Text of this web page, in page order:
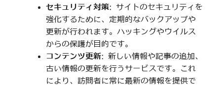
セキュリティ対策: サイトのセキュリティを
強化するために、定期的なバックアップや
更新が行われます。ハッキングやウイルス
からの保護が目的です。
コンテンツ更新: 新しい情報や記事の追加、
古い情報の更新を行うサービスです。これ
により、訪問者に常に最新の情報を提供で